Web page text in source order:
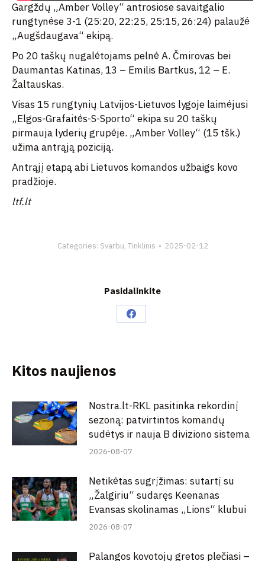
Gargždų „Amber Volley“ antrosiose savaitgalio
rungtynėse 3-1 (25:20, 22:25, 25:15, 26:24) palaužė
„Augšdaugava“ ekipą.
Po 20 taškų nugalėtojams pelnė A. Čmirovas bei
Daumantas Katinas, 13 – Emilis Bartkus, 12 – E.
Žaltauskas.
Visas 15 rungtynių Latvijos-Lietuvos lygoje laimėjusi
„Elgos-Grafaitės-S-Sporto“ ekipa su 20 taškų
pirmauja lyderių grupėje. „Amber Volley“ (15 tšk.)
užima antrąją poziciją.
Antrąjį etapą abi Lietuvos komandos užbaigs kovo
pradžioje.
ltf.lt
Categories: Svarbu, Tinklinis 2025-02-12
Pasidalinkite
Share
Kitos naujienos
Nostra.lt-RKL pasitinka rekordinį
sezoną: patvirtintos komandų
sudėtys ir nauja B diviziono sistema
2026-08-07
Netikėtas sugrįžimas: sutartį su
„Žalgiriu“ sudaręs Keenanas
Evansas skolinamas „Lions“ klubui
2026-08-07
Palangos kovotojų gretos plečiasi –